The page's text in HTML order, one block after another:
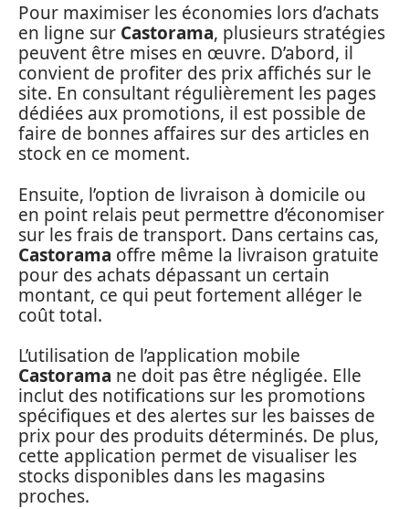
Pour maximiser les économies lors d’achats
en ligne sur Castorama, plusieurs stratégies
peuvent être mises en œuvre. D’abord, il
convient de profiter des prix affichés sur le
site. En consultant régulièrement les pages
dédiées aux promotions, il est possible de
faire de bonnes affaires sur des articles en
stock en ce moment.
Ensuite, l’option de livraison à domicile ou
en point relais peut permettre d’économiser
sur les frais de transport. Dans certains cas,
Castorama offre même la livraison gratuite
pour des achats dépassant un certain
montant, ce qui peut fortement alléger le
coût total.
L’utilisation de l’application mobile
Castorama ne doit pas être négligée. Elle
inclut des notifications sur les promotions
spécifiques et des alertes sur les baisses de
prix pour des produits déterminés. De plus,
cette application permet de visualiser les
stocks disponibles dans les magasins
proches.